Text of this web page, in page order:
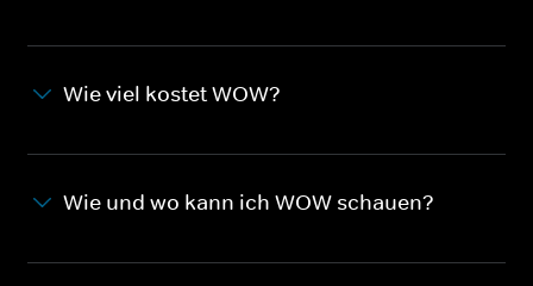
Wie viel kostet WOW?
Wie und wo kann ich WOW schauen?